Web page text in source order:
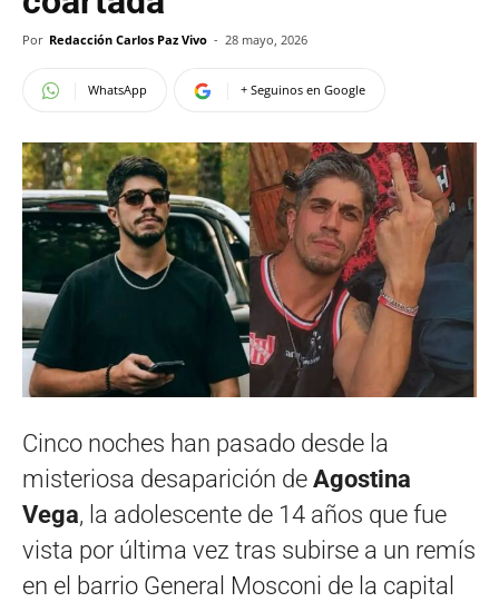
Por Redacción Carlos Paz Vivo - 28 mayo, 2026
WhatsApp + Seguinos en Google
Cinco noches han pasado desde la
misteriosa desaparición de Agostina
Vega, la adolescente de 14 años que fue
vista por última vez tras subirse a un remís
en el barrio General Mosconi de la capital